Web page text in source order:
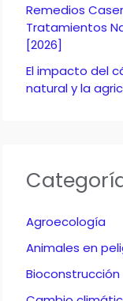
Remedios
Tratamientos
[2026]
El impacto del
natural y la
Agroecología
Animales en
Bioconstrucción